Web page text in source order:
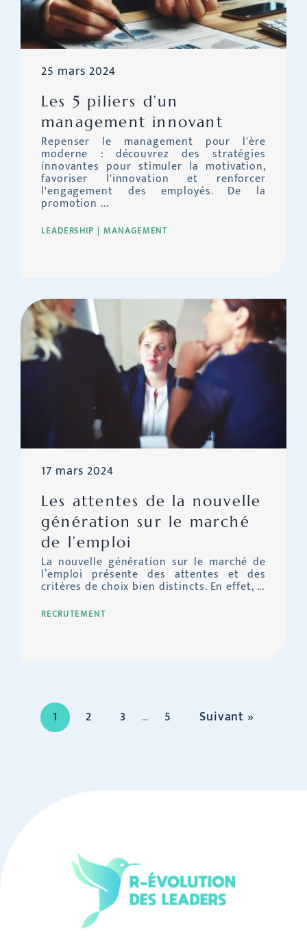
LEADERSHIP MANAGEMENT
Les 5 piliers d’un
management innovant
25 mars 2024
Repenser le management pour l'ère
moderne : découvrez des stratégies
innovantes pour stimuler la motivation,
favoriser l'innovation et renforcer
l'engagement des employés. De la
promotion ...
RECRUTEMENT
Les attentes de la nouvelle
génération sur le marché
de l’emploi
17 mars 2024
La nouvelle génération sur le marché de
l’emploi présente des attentes et des
critères de choix bien distincts. En effet, ...
1 2 3 … 5 Suivant »